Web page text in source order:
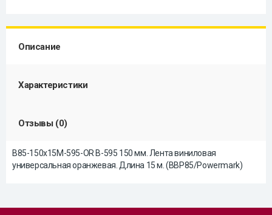
Описание
Характеристики
Отзывы (0)
B85-150x15M-595-OR B-595 150 мм. Лента виниловая
универсальная оранжевая. Длина 15 м. (BBP85/Powermark)